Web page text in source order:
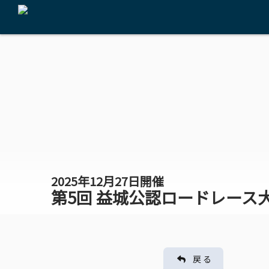
2025年12月27日開催
第5回 益城公認ロードレース
戻 る